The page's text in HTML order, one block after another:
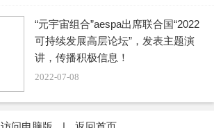
“元宇宙组合”aespa出席联合国“2022
可持续发展高层论坛”，发表主题演
讲，传播积极信息！
2022-07-08